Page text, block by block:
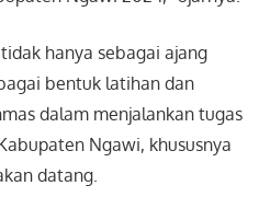
hanya sebagai ajang
bentuk latihan dan
dalam menjalankan tugas
Ngawi, khususnya
datang.